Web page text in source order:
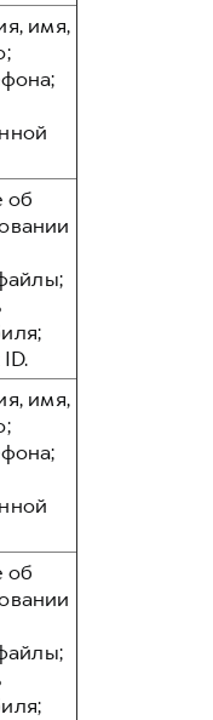
имя,
об
имя,
об